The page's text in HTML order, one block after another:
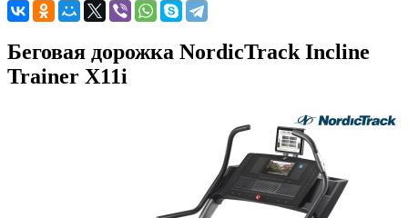
Беговая дорожка NordicTrack Incline
Trainer X11i